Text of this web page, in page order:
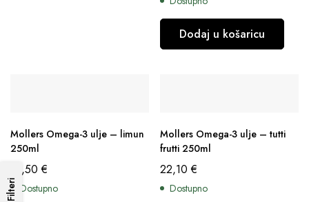
Filteri
Dodaj u košaricu
Mollers Omega-3 ulje – limun
250ml
21,50€
Dostupno
Mollers Omega-3 ulje – tutti
frutti 250ml
22,10€
Dostupno